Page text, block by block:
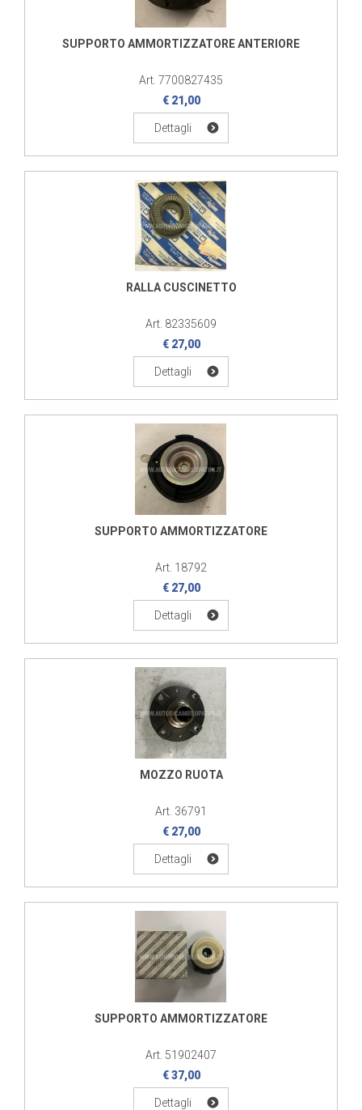
SUPPORTO AMMORTIZZATORE ANTERIORE
Art. 7700827435
€ 21,00
Dettagli
RALLA CUSCINETTO
Art. 82335609
€ 27,00
Dettagli
SUPPORTO AMMORTIZZATORE
Art. 18792
€ 27,00
Dettagli
MOZZO RUOTA
Art. 36791
€ 27,00
Dettagli
SUPPORTO AMMORTIZZATORE
Art. 51902407
€ 37,00
Dettagli